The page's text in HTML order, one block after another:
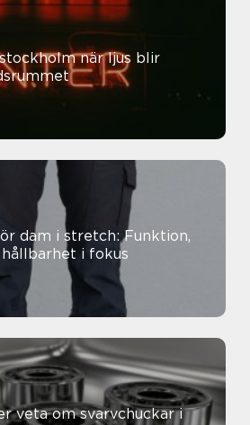
när ljus blir
dam i stretch: Funktion,
i fokus
veta om svarvchuckar i